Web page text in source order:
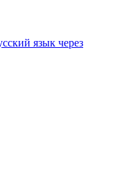
язык через